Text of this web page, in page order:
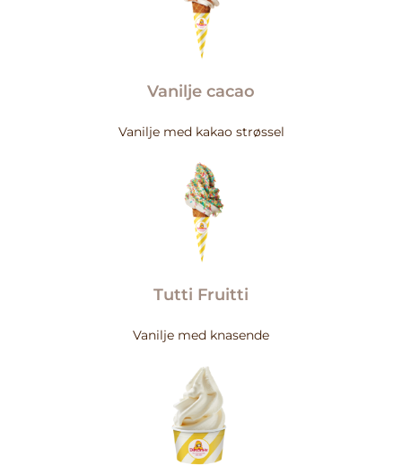
Vanilje cacao
Vanilje med kakao strøssel
Tutti Fruitti
Vanilje med knasende